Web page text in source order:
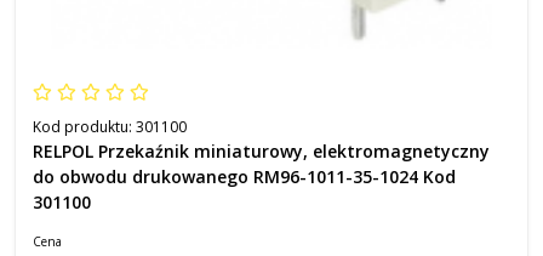
Kod produktu: 301100
RELPOL Przekaźnik miniaturowy, elektromagnetyczny
do obwodu drukowanego RM96-1011-35-1024 Kod
301100
Cena